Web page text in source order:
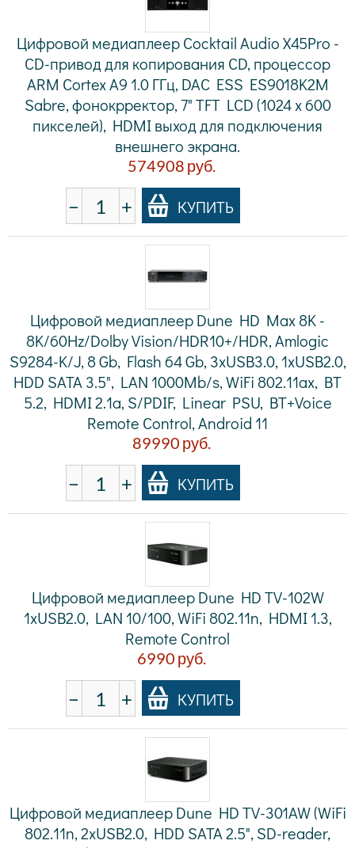
Цифровой медиаплеер Cocktail Audio X45Pro -
CD-привод для копирования CD, процессор
ARM Cortex A9 1.0 ГГц, DAC ESS ES9018K2M
Sabre, фонокрректор, 7" TFT LCD (1024 x 600
пикселей), HDMI выход для подключения
внешнего экрана.
574908 руб.
− + КУПИТЬ
Цифровой медиаплеер Dune HD Max 8K -
8K/60Hz/Dolby Vision/HDR10+/HDR, Amlogic
S9284-K/J, 8 Gb, Flash 64 Gb, 3xUSB3.0, 1xUSB2.0,
HDD SATA 3.5", LAN 1000Mb/s, WiFi 802.11ax, BT
5.2, HDMI 2.1a, S/PDIF, Linear PSU, BT+Voice
Remote Control, Android 11
89990 руб.
− + КУПИТЬ
Цифровой медиаплеер Dune HD TV-102W
1xUSB2.0, LAN 10/100, WiFi 802.11n, HDMI 1.3,
Remote Control
6990 руб.
− + КУПИТЬ
Цифровой медиаплеер Dune HD TV-301AW (WiFi
802.11n, 2xUSB2.0, HDD SATA 2.5", SD-reader,